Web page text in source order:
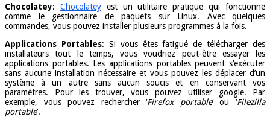
Chocolatey: Chocolateyest un utilitaire pratique qui fonctionne
comme le gestionnaire de paquets sur Linux. Avec quelques
commandes, vous pouvez installer plusieurs programmes à la fois.
Applications Portables: Si vous êtes fatigué de télécharger des
installateurs tout le temps, vous voudriez peut-être essayer les
applications portables. Les applications portables peuvent s’exécuter
sans aucune installation nécessaire et vous pouvez les déplacer d’un
système à un autre sans aucun soucis et en conservant vos
paramètres. Pour les trouver, vous pouvez utiliser google. Par
exemple, vous pouvez rechercher ‘Firefox portable‘ ou ‘Filezilla
portable‘.